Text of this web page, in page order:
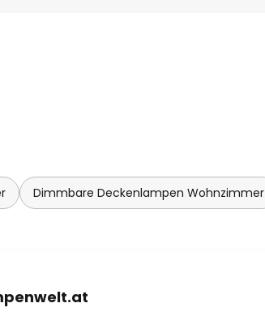
Dimmbare Deckenlampen Wohnzimmer